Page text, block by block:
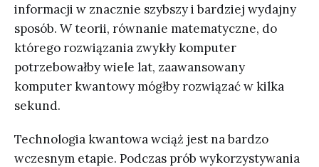
informacji w znacznie szybszy i bardziej wydajny
sposób. W teorii, równanie matematyczne, do
którego rozwiązania zwykły komputer
potrzebowałby wiele lat, zaawansowany
komputer kwantowy mógłby rozwiązać w kilka
sekund.
Technologia kwantowa wciąż jest na bardzo
wczesnym etapie. Podczas prób wykorzystywania